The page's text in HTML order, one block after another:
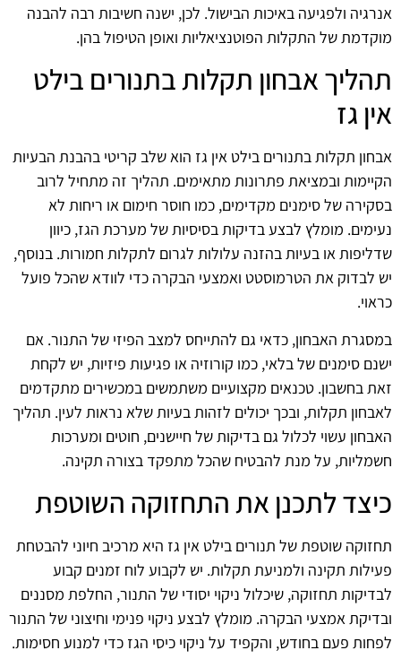
אנרגיה ולפגיעה באיכות הבישול. לכן, ישנה חשיבות רבה להבנה
מוקדמת של התקלות הפוטנציאליות ואופן הטיפול בהן.
תהליך אבחון תקלות בתנורים בילט
אין גז
אבחון תקלות בתנורים בילט אין גז הוא שלב קריטי בהבנת הבעיות
הקיימות ובמציאת פתרונות מתאימים. תהליך זה מתחיל לרוב
בסקירה של סימנים מקדימים, כמו חוסר חימום או ריחות לא
נעימים. מומלץ לבצע בדיקות בסיסיות של מערכת הגז, כיוון
שדליפות או בעיות בהזנה עלולות לגרום לתקלות חמורות. בנוסף,
יש לבדוק את הטרמוסטט ואמצעי הבקרה כדי לוודא שהכל פועל
כראוי.
במסגרת האבחון, כדאי גם להתייחס למצב הפיזי של התנור. אם
ישנם סימנים של בלאי, כמו קורוזיה או פגיעות פיזיות, יש לקחת
זאת בחשבון. טכנאים מקצועיים משתמשים במכשירים מתקדמים
לאבחון תקלות, ובכך יכולים לזהות בעיות שלא נראות לעין. תהליך
האבחון עשוי לכלול גם בדיקות של חיישנים, חוטים ומערכות
חשמליות, על מנת להבטיח שהכל מתפקד בצורה תקינה.
כיצד לתכנן את התחזוקה השוטפת
תחזוקה שוטפת של תנורים בילט אין גז היא מרכיב חיוני להבטחת
פעילות תקינה ולמניעת תקלות. יש לקבוע לוח זמנים קבוע
לבדיקות תחזוקה, שיכלול ניקוי יסודי של התנור, החלפת מסננים
ובדיקת אמצעי הבקרה. מומלץ לבצע ניקוי פנימי וחיצוני של התנור
לפחות פעם בחודש, והקפיד על ניקוי כיסי הגז כדי למנוע חסימות.